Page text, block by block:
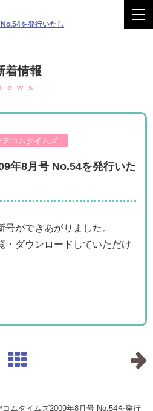
着情報
デコムタイムズ
年8月号 No.54を発行いた
ができあがりました。
・ダウンロードしていただけ
ムタイムズ2009年8月号 No.54を発行